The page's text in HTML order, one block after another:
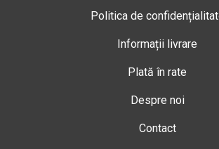
Politica de
Informații livrare
Plată în rate
Despre noi
Contact